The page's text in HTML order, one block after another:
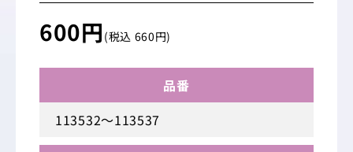
600円 (税込 660円)
品番
113532～113537